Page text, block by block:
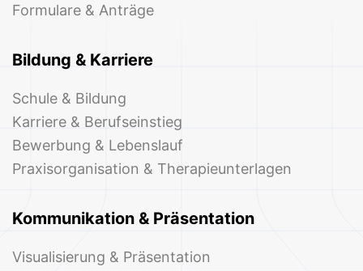
Formulare & Anträge
Bildung & Karriere
Schule & Bildung
Karriere & Berufseinstieg
Bewerbung & Lebenslauf
Praxisorganisation & Therapieunterlagen
Kommunikation & Präsentation
Visualisierung & Präsentation